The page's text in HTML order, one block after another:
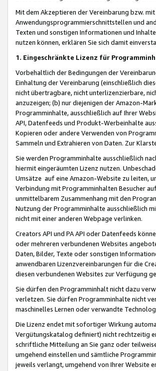
Mit dem Akzeptieren der Vereinbarung bzw.
Anwendungsprogrammierschnittstellen und
Texten und sonstigen Informationen und
nutzen können, erklären Sie sich damit
1. Eingeschränkte Lizenz für
Vorbehaltlich der Bedingungen der
Einhaltung der Vereinbarung (einschließlich
nicht übertragbare, nicht unterlizenzierbare,
anzuzeigen; (b) nur diejenigen der Amazon-
Programminhalte, ausschließlich auf Ihrer
API, Datenfeeds und Produkt-Werbeinhalte
Kopieren oder andere Verwenden von
Sammeln und Extrahieren von Daten. Zur
Sie werden Programminhalte ausschließlich
hiermit eingeräumten Lizenz nutzen.
Umsätze auf eine Amazon-Website zu leiten,
Verbindung mit Programminhalten Besucher
unmittelbarem Zusammenhang mit den
Nutzung der Programminhalte ausschließlich
nicht mit einer anderen Webpage verlinken.
Creators API und PA API oder Datenfeeds
oder mehreren verbundenen Websites
Daten, Bilder, Texte oder sonstigen
anwendbaren Lizenzvereinbarungen für die
diesen verbundenen Websites zur Verfügung
Sie dürfen den Programminhalt nicht dazu
verletzen. Sie dürfen Programminhalte nicht
maschinelles Lernen oder verwandte
Die Lizenz endet mit sofortiger Wirkung
Vergütungskatalog definiert) nicht rechtzeitig
schriftliche Mitteilung an Sie ganz oder
umgehend einstellen und sämtliche
jeweils verlangt, umgehend von Ihrer Website